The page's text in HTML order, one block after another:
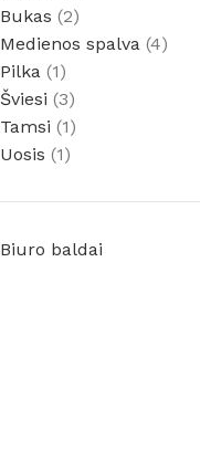
Bukas (2)
Medienos spalva (4)
Pilka (1)
Šviesi (3)
Tamsi (1)
Uosis (1)
Biuro baldai